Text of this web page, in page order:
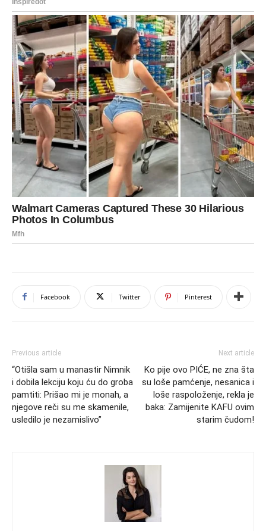
Facebook Twitter Pinterest
Previous article
“Otišla sam u manastir Nimnik
i dobila lekciju koju ću do groba
pamtiti: Prišao mi je monah, a
njegove reči su me skamenile,
usledilo je nezamislivo”
Next article
Ko pije ovo PIĆE, ne zna šta
su loše pamćenje, nesanica i
loše raspoloženje, rekla je
baka: Zamijenite KAFU ovim
starim čudom!